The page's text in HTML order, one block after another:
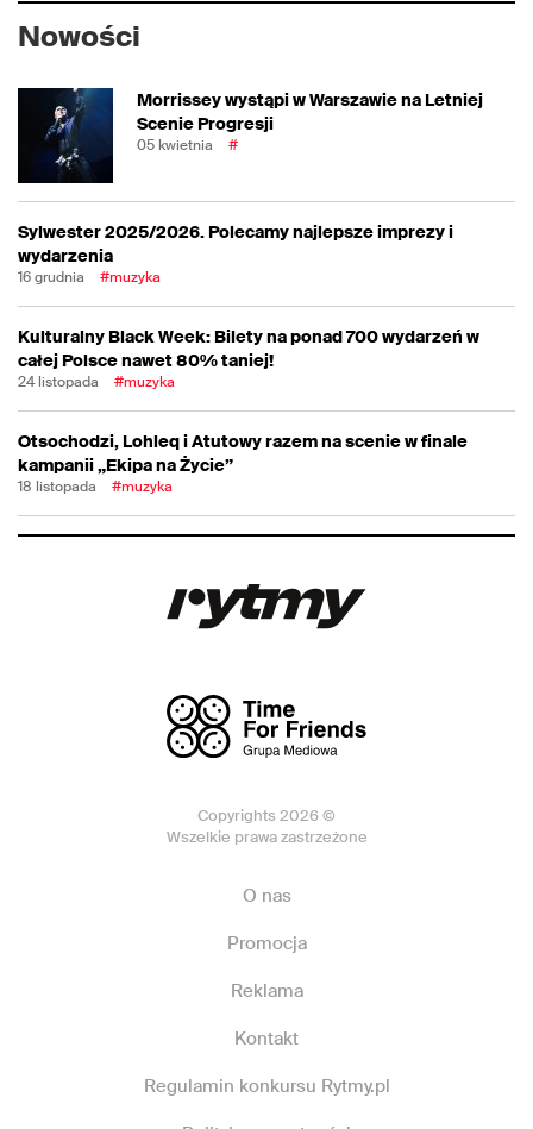
Nowości
Morrissey wystąpi w Warszawie na Letniej
Scenie Progresji
05 kwietnia #
Sylwester 2025/2026. Polecamy najlepsze imprezy i
wydarzenia
16 grudnia #muzyka
Kulturalny Black Week: Bilety na ponad 700 wydarzeń w
całej Polsce nawet 80% taniej!
24 listopada #muzyka
Otsochodzi, Lohleq i Atutowy razem na scenie w finale
kampanii „Ekipa na Życie”
18 listopada #muzyka
Copyrights 2026 ©
Wszelkie prawa zastrzeżone
O nas
Promocja
Reklama
Kontakt
Regulamin konkursu Rytmy.pl